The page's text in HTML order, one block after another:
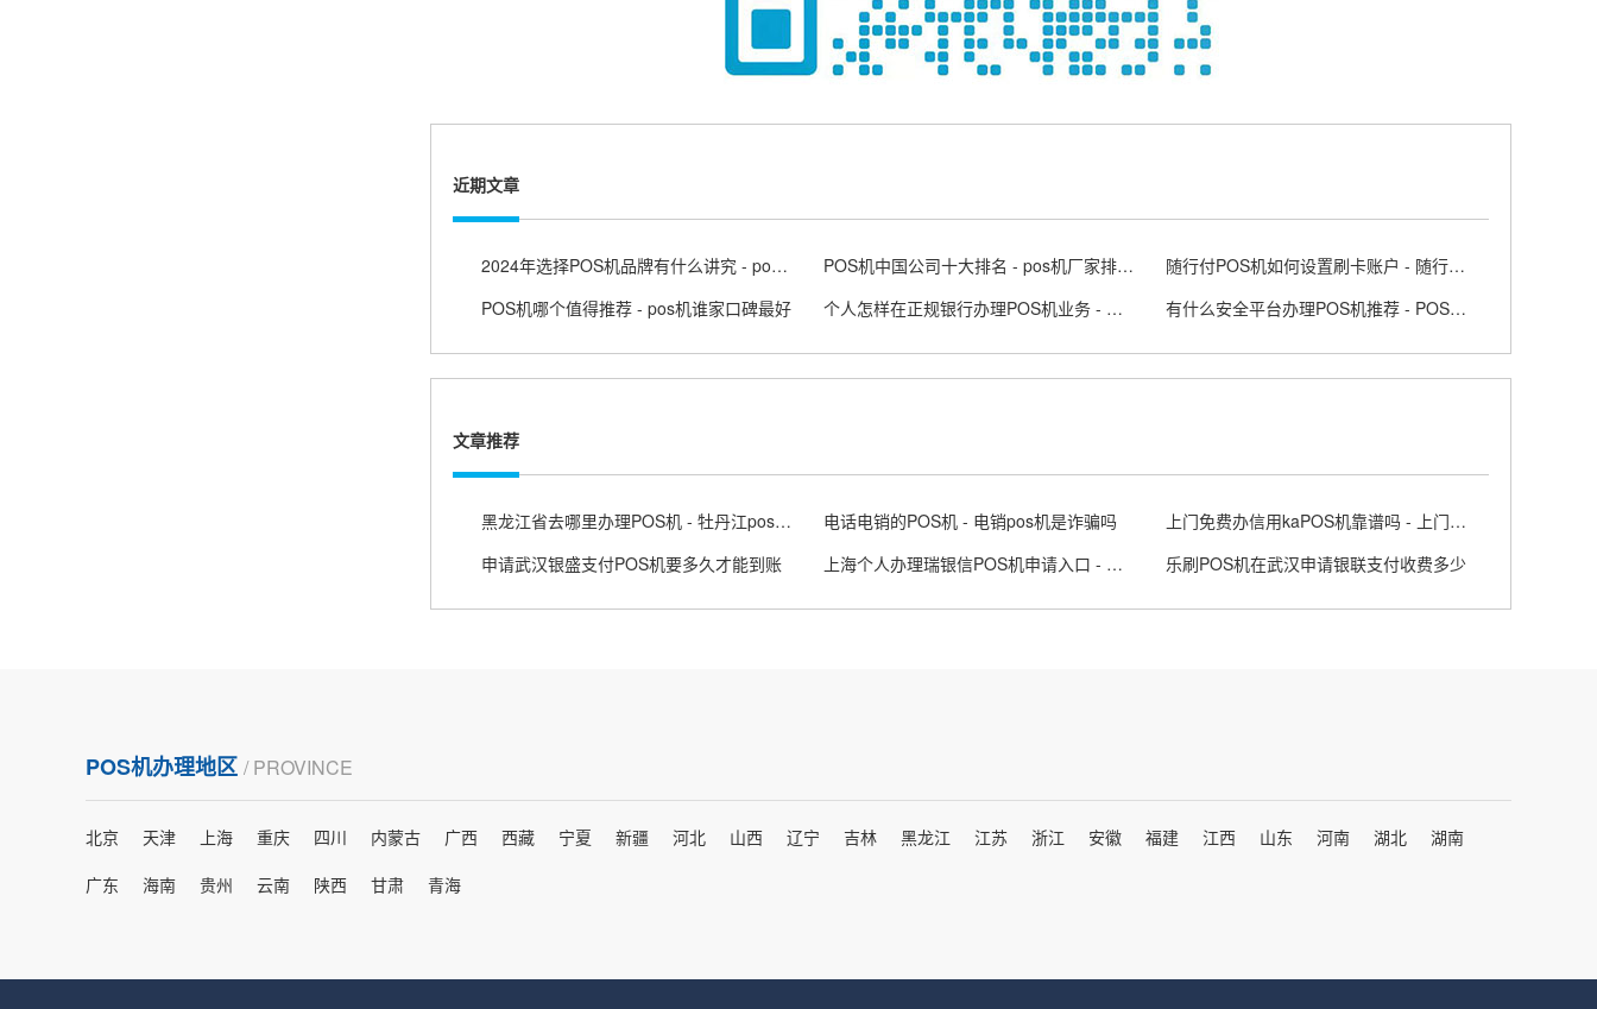
快，机器很正规，值得推荐，客服讲解很仔细，
很满意！
严先生 广西南宁
近期文章
2024年选择POS机品牌有什么讲究 - pos机未来趋势 POS机中国公司十大排名 - pos机厂家排行榜
随行付POS机如何设置刷卡账户 - 随行付pos怎么用
POS机哪个值得推荐 - pos机谁家口碑最好
个人怎样在正规银行办理POS机业务 - 银行pos机怎么申请 有什么安全平台办理POS机推荐 - POS机办理平台
文章推荐
黑龙江省去哪里办理POS机 - 牡丹江pos机的办理 电话电销的POS机 - 电销pos机是诈骗吗
上门免费办信用kaPOS机靠谱吗 - 上门服务办信用卡
申请武汉银盛支付POS机要多久才能到账
上海个人办理瑞银信POS机申请入口 - 瑞银信pos使用教程 乐刷POS机在武汉申请银联支付收费多少
POS机办理地区 / PROVINCE
北京 天津 上海 重庆 四川 内蒙古 广西 西藏 宁夏 新疆 河北 山西 辽宁 吉林 黑龙江 江苏 浙江 安徽 福建 江西 山东 河南 湖北
湖南
广东
海南 贵州 云南 陕西 甘肃 青海